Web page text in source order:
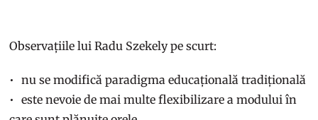
Observațiile lui Radu Szekely pe scurt:
nu se modifică paradigma educațională tradițională
este nevoie de mai multe flexibilizare a modului în